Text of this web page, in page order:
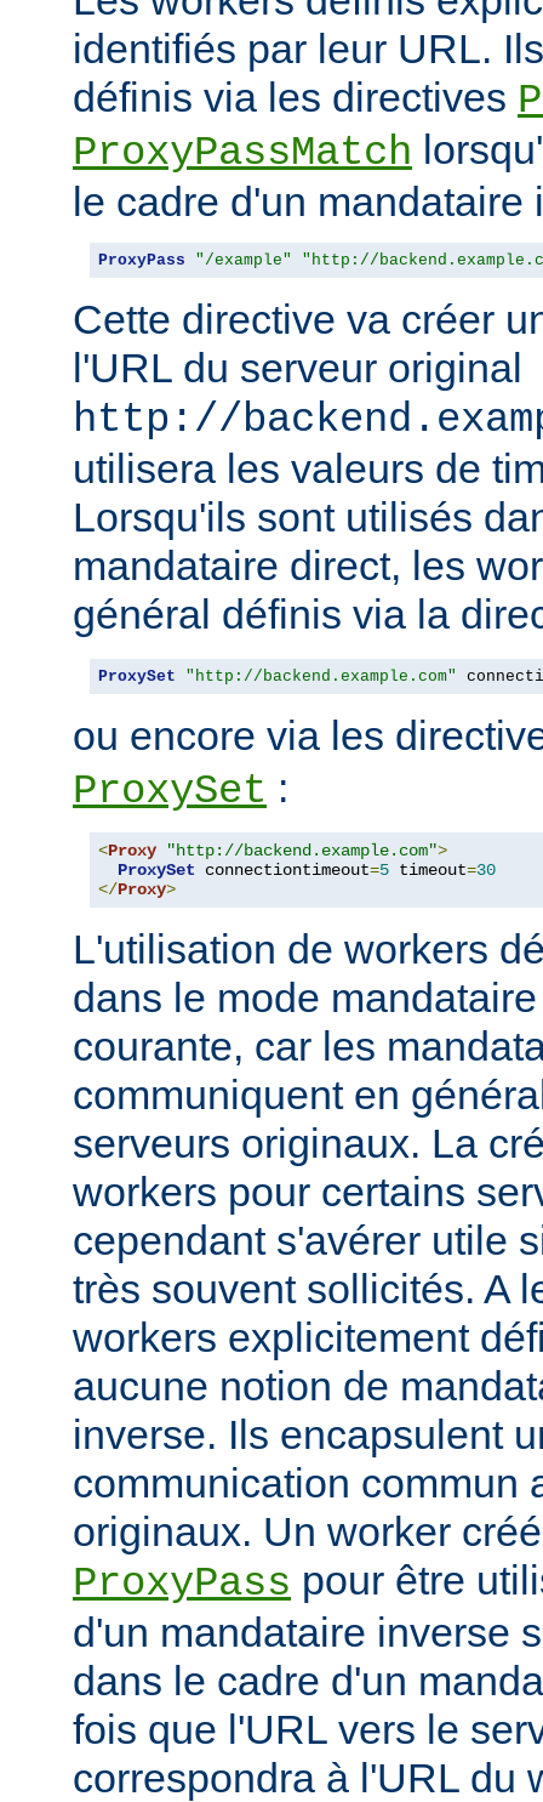
identifiés par leur URL.
définis via les directives
ProxyPassMatch
le cadre d'un mandataire
ProxyPass "/example" "http://
Cette directive va créer
l'URL du serveur original
http://
utilisera les valeurs de
Lorsqu'ils sont utilisés
mandataire direct, les
général définis via la
ProxySet "http://backend.example.com"
ou encore via les
ProxySet :
<Proxy "http://backend.example.com">
ProxySet connectiontimeout=5 timeout=30
</Proxy>
L'utilisation de workers
dans le mode
courante, car les
communiquent en
serveurs originaux. La
workers pour certains
cependant s'avérer utile
très souvent sollicités. A
workers explicitement
aucune notion de
inverse. Ils encapsulent
communication commun
originaux. Un worker
ProxyPass pour être
d'un mandataire inverse
dans le cadre d'un
fois que l'URL vers le
correspondra à l'URL du